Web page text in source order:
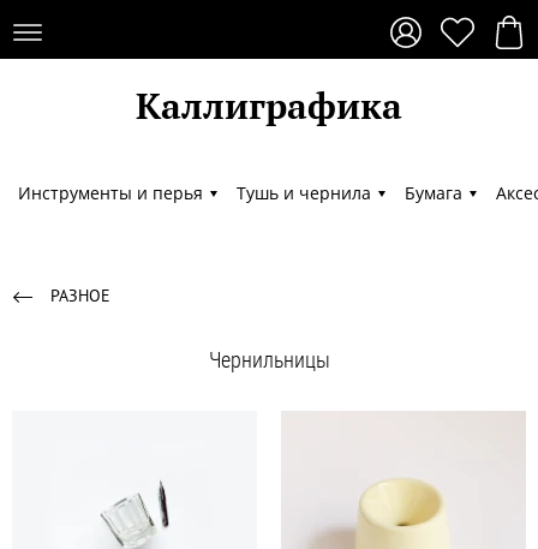
Каллиграфика
Каллиграфика
Инструменты и перья Тушь и чернила Бумага
РАЗНОЕ
Чернильницы